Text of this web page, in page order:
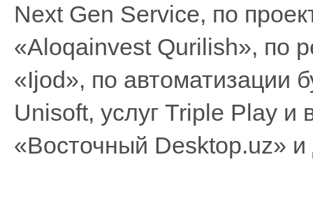
Next Gen Service, по
«Aloqainvest Qurilish», по
«Ijod», по автоматизации
Unisoft, услуг Triple Play
«Восточный Desktop.uz» и